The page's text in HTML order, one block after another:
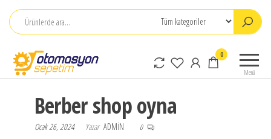
İçeriğe
atla
Otomasyon
Sepetim Menü
0
Berber shop oyna
Ocak 26, 2024 Yazar ADMIN 0